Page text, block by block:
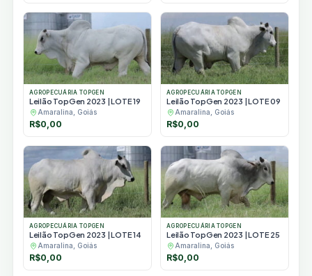
AGROPECUÁRIA TOPGEN
Leilão TopGen 2023 | LOTE 19
Amaralina, Goiás
R$0,00
AGROPECUÁRIA TOPGEN
Leilão TopGen 2023 | LOTE 09
Amaralina, Goiás
R$0,00
AGROPECUÁRIA TOPGEN
Leilão TopGen 2023 | LOTE 14
Amaralina, Goiás
R$0,00
AGROPECUÁRIA TOPGEN
Leilão TopGen 2023 | LOTE 25
Amaralina, Goiás
R$0,00